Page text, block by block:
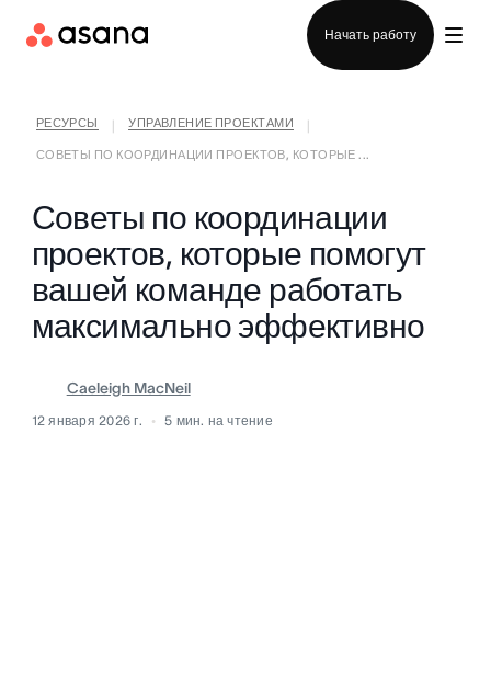
Начать работу
РЕСУРСЫ УПРАВЛЕНИЕ ПРОЕКТАМИ
СОВЕТЫ ПО КООРДИНАЦИИ ПРОЕКТОВ, КОТОРЫЕ ...
Советы по координации
проектов, которые помогут
вашей команде работать
максимально эффективно
Caeleigh MacNeil
12 января 2026 г. 5 мин. на чтение